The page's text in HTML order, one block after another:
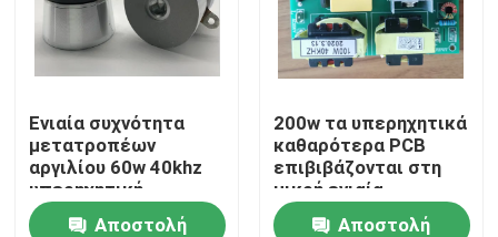
πιεζοηλεκτρικός υπερηχητικός μετατροπέας
Υποβρύχιες υπερήχων αισθητήριο
Ψηφιακή υπερηχητική γεννήτρια
Ενιαία συχνότητα
μετατροπέων
αργιλίου 60w 40khz
υπερηχητική
Αποστολή
200w τα υπερηχητικά
καθαρότερα PCB
επιβιβάζονται στη
μικρή ενιαία
συχνότητα ισχύος
Αποστολή